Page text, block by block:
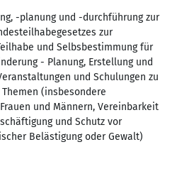
-planung und -durchführung zur
zur
und Selbsbestimmung für
- Planung, Erstellung und
und Schulungen zu
(insbesondere
und Männern, Vereinbarkeit
und Schutz vor
Belästigung oder Gewalt)